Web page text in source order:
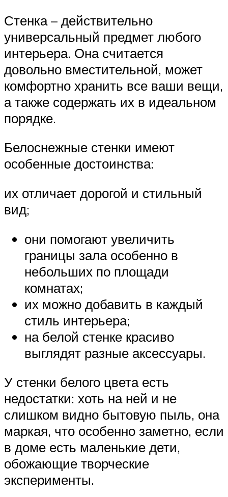
Стенка – действительно
универсальный предмет любого
интерьера. Она считается
довольно вместительной, может
комфортно хранить все ваши вещи,
а также содержать их в идеальном
порядке.
Белоснежные стенки имеют
особенные достоинства:
их отличает дорогой и стильный
вид;
они помогают увеличить
границы зала особенно в
небольших по площади
комнатах;
их можно добавить в каждый
стиль интерьера;
на белой стенке красиво
выглядят разные аксессуары.
У стенки белого цвета есть
недостатки: хоть на ней и не
слишком видно бытовую пыль, она
маркая, что особенно заметно, если
в доме есть маленькие дети,
обожающие творческие
эксперименты.